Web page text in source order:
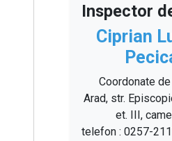
Inspector
Ciprian
Coordonate
Arad, str.
et. III,
telefon : 0257-